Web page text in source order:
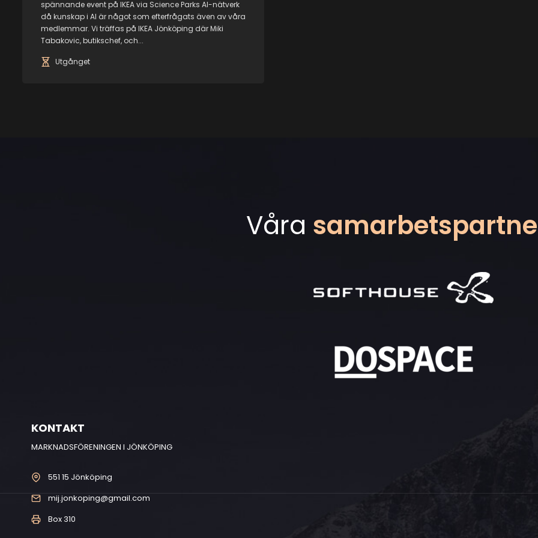
spännande event på IKEA via Science Parks AI-nätverk
då kunskap i AI är något som efterfrågats även av våra
medlemmar. Vi träffas på IKEA Jönköping där Miki
Tabakovic, butikschef, och...
Utgånget
Våra
KONTAKT
MARKNADSFÖRENINGEN I JÖNKÖPING
551 15 Jönköping
mij.jonkoping@gmail.com
Box 310